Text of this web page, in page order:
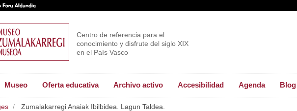
Centro de referencia para el
conocimiento y disfrute del siglo XIX
en el País Vasco
Museo Oferta educativa Archivo activo Accesibilidad Agenda Blog
Zumalakarregi Anaiak Ibilbidea. Lagun Taldea.